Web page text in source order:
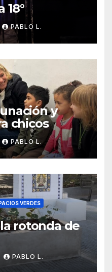
18°
PABLO L.
y
chicos
PABLO L.
VERDES
rotonda de
PABLO L.